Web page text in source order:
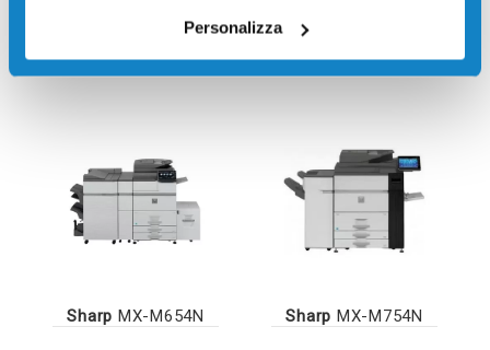
Personalizza
Stampanti compatibili
Sharp MX-M654N Sharp MX-M754N